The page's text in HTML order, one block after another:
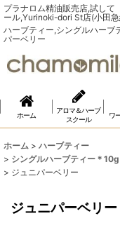
プラナロム精油販売店,試して
ール,Yurinoki-dori St店(小田
ハーブティー,シングルハーブ
パーベリー
ホーム
アロマ＆ハーブ
スクール
ワ
ホーム > ハーブティー
> シングルハーブティー＊
> ジュニパーベリー
ジュニパーベリー